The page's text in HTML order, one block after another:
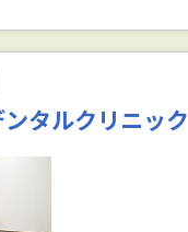
タルクリニック